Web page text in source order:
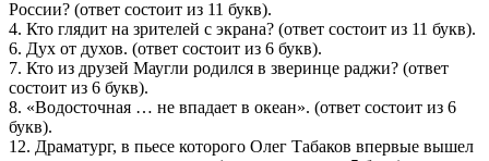
России? (ответ состоит из 11 букв).
4. Кто глядит на зрителей с экрана? (ответ состоит из 11 букв).
6. Дух от духов. (ответ состоит из 6 букв).
7. Кто из друзей Маугли родился в зверинце раджи? (ответ
состоит из 6 букв).
8. «Водосточная … не впадает в океан». (ответ состоит из 6
букв).
12. Драматург, в пьесе которого Олег Табаков впервые вышел